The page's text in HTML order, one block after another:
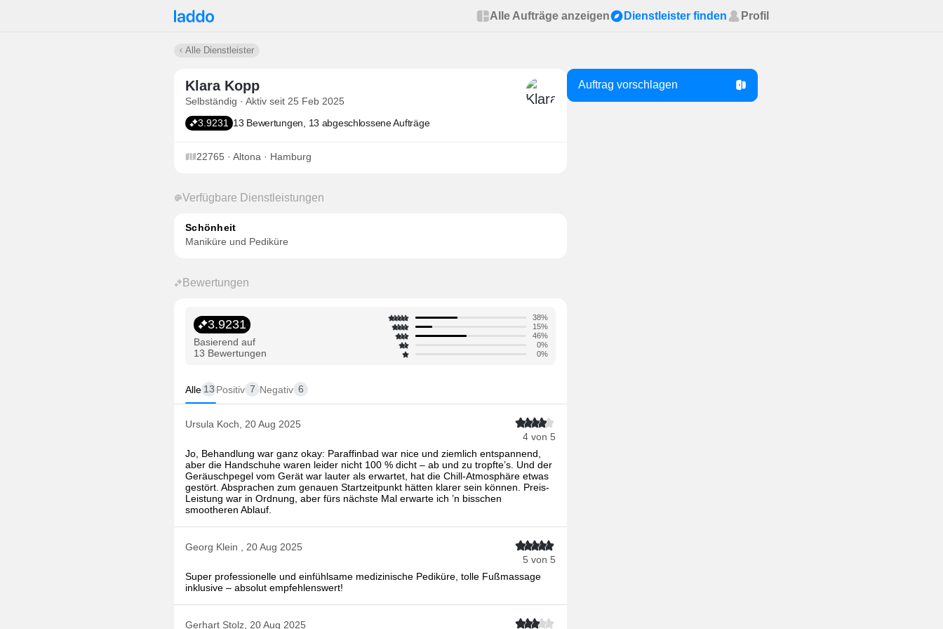
Alle Aufträge anzeigen Dienstleister finden Profil
Alle Dienstleister
Klara Kopp
Selbständig · Aktiv seit 25 Feb 2025
3.9231
13 Bewertungen, 13 abgeschlossene Aufträge
22765 · Altona · Hamburg
Verfügbare Dienstleistungen
Schönheit
Maniküre und Pediküre
Bewertungen
3.9231
Basierend auf
13 Bewertungen
38%
15%
46%
0%
0%
Alle 13 Positiv 7 Negativ 6
Ursula Koch, 20 Aug 2025
4 von 5
Jo, Behandlung war ganz okay: Paraffinbad war nice und ziemlich entspannend,
aber die Handschuhe waren leider nicht 100 % dicht – ab und zu tropfte’s. Und der
Geräuschpegel vom Gerät war lauter als erwartet, hat die Chill-Atmosphäre etwas
gestört. Absprachen zum genauen Startzeitpunkt hätten klarer sein können. Preis-
Leistung war in Ordnung, aber fürs nächste Mal erwarte ich ’n bisschen
smootheren Ablauf.
Georg Klein , 20 Aug 2025
5 von 5
Super professionelle und einfühlsame medizinische Pediküre, tolle Fußmassage
inklusive – absolut empfehlenswert!
Gerhart Stolz, 20 Aug 2025
Auftrag vorschlagen